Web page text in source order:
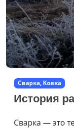
Сварка, Ковка
История
Сварка — это